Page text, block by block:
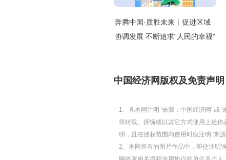
奔腾中国·质胜未来丨促进区域
协调发展 不断追求“人民的幸福”
中国经济网版权及免责声明
1、凡本网注明 '来源：中国经济网' 或
得转载、摘编或以其它方式使用上述
明，且在授权范围内使用时应注明 '来
2、本网所有的图片作品中，即使注明'